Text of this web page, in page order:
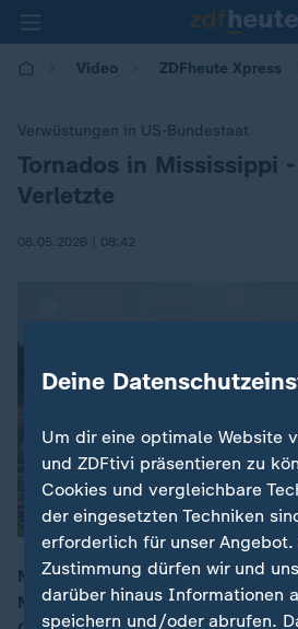
Video ZDFheute Xpress
Verwüstungen in US-Bundestaat
:
Tornados in Mississippi
Verletzte
08.05.2026 | 08:42
00:09
Mehrere Tornados haben im US-
Mississippi starke Verwüstungen
Deine
Um dir eine optimale Website
und ZDFtivi präsentieren zu
Cookies und vergleichbare
der eingesetzten Techniken
erforderlich für unser
Zustimmung dürfen wir und
darüber hinaus Informationen
speichern und/oder abrufen.